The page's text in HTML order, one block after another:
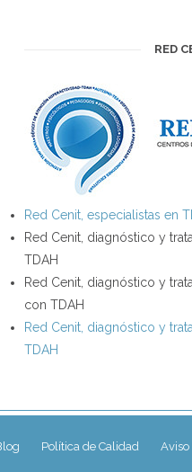
RED
Red Cenit, especialistas en
Red Cenit, diagnóstico y
TDAH
Red Cenit, diagnóstico y
con TDAH
Red Cenit, diagnóstico y
TDAH
Política de Calidad Aviso